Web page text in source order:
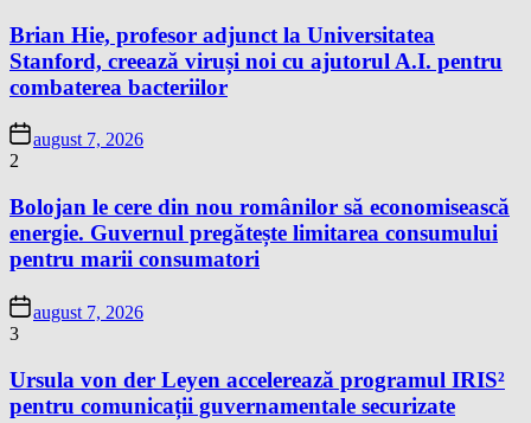
Brian Hie, profesor adjunct la Universitatea
Stanford, creează viruși noi cu ajutorul A.I. pentru
combaterea bacteriilor
august 7, 2026
2
Bolojan le cere din nou românilor să economisească
energie. Guvernul pregătește limitarea consumului
pentru marii consumatori
august 7, 2026
3
Ursula von der Leyen accelerează programul IRIS²
pentru comunicații guvernamentale securizate